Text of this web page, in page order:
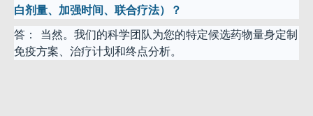
白剂量、加强时间、联合疗法）？
答： 当然。我们的科学团队为您的特定候选药物量身定制
免疫方案、治疗计划和终点分析。